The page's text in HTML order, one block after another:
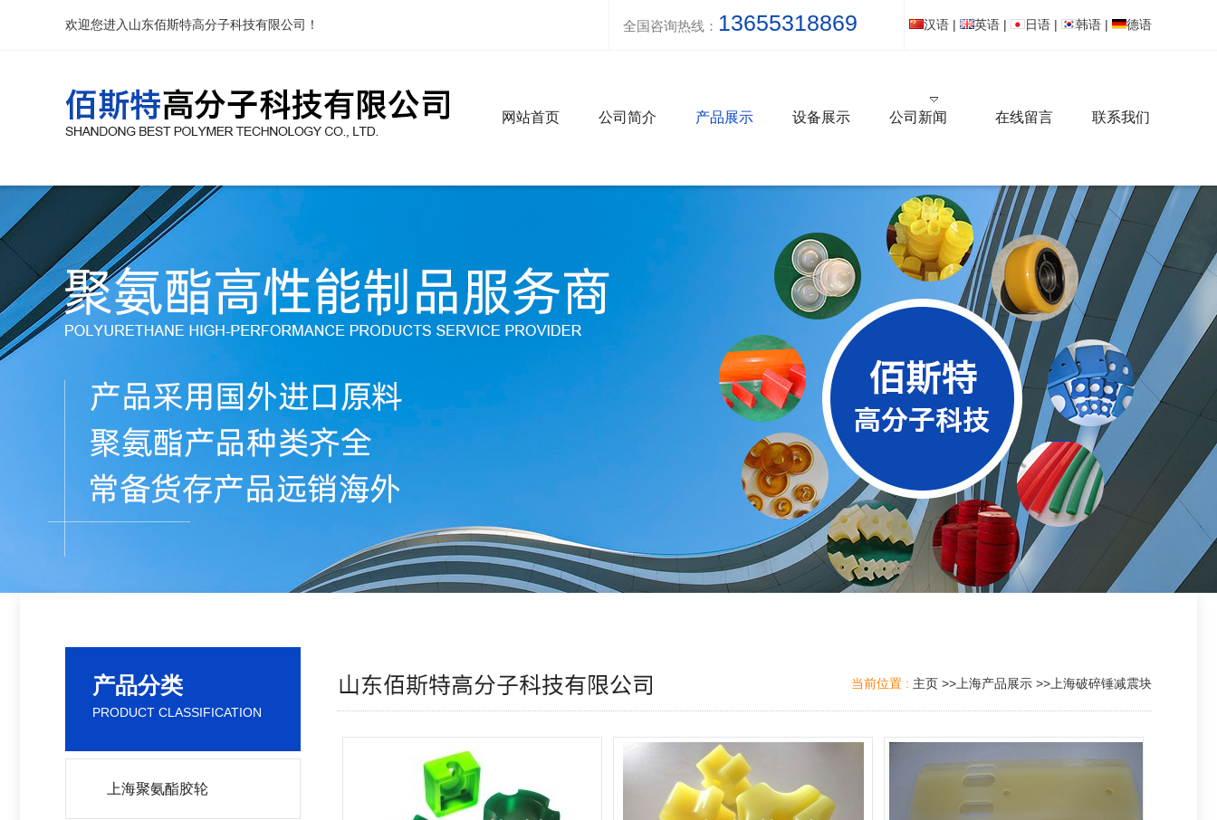
欢迎您进入山东佰斯特高分子科技有限公司！ 全国咨询热线： 13655318869 汉语 | 英语 | 日语 | 韩语 | 德语
网站首页 公司简介 产品展示 设备展示 公司新闻 在线留言 联系我们
当前位置 : 主页 >> 上海产品展示 >> 上海破碎锤减震块
产品分类
PRODUCT CLASSIFICATION
上海聚氨酯胶轮